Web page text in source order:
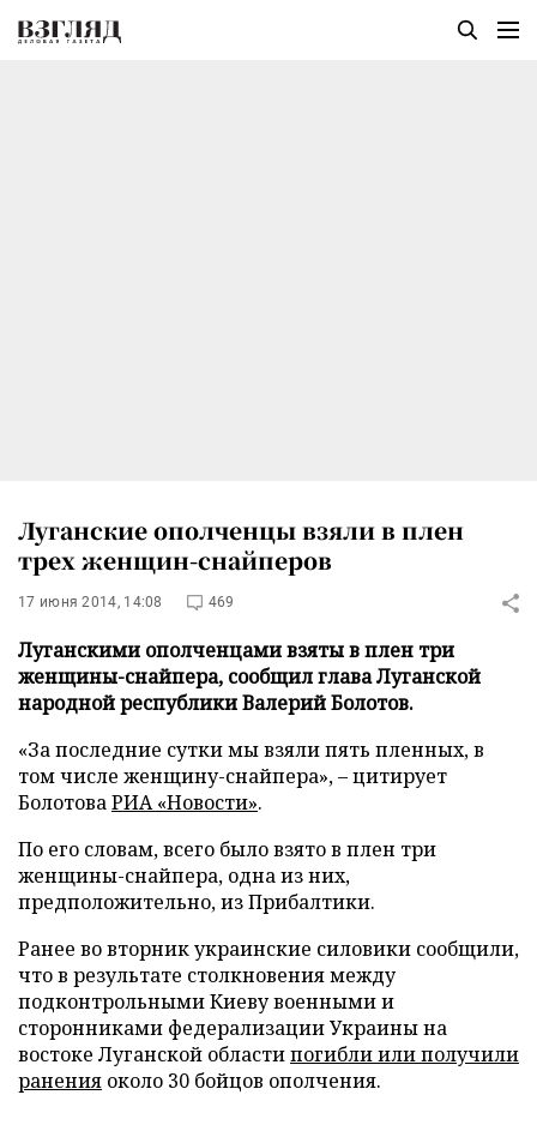
Луганские ополченцы взяли в плен
трех женщин-снайперов
17 июня 2014, 14:08 469
Луганскими ополченцами взяты в плен три
женщины-снайпера, сообщил глава Луганской
народной республики Валерий Болотов.
«За последние сутки мы взяли пять пленных, в
том числе женщину-снайпера», – цитирует
БолотоваРИА «Новости».
По его словам, всего было взято в плен три
женщины-снайпера, одна из них,
предположительно, из Прибалтики.
Ранее во вторник украинские силовики сообщили,
что в результате столкновения между
подконтрольными Киеву военными и
сторонниками федерализации Украины на
востоке Луганской областипогибли или получили
ранения около 30 бойцов ополчения.